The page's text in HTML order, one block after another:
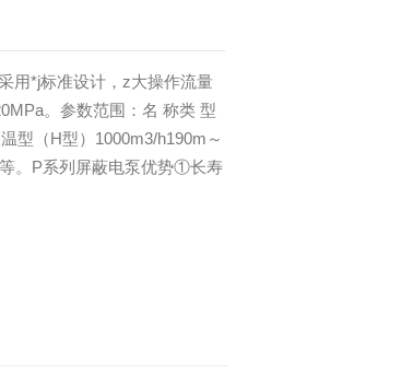
用*j标准设计，z大操作流量
。参数范围：名 称类 型
型（H型）1000m3/h190m～
。P系列屏蔽电泵优势①长寿